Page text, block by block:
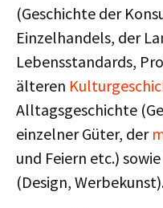
(Geschichte der
Einzelhandels, der
Lebensstandards,
älteren
Alltagsgeschichte
einzelner Güter, der
und Feiern etc.)
(Design,